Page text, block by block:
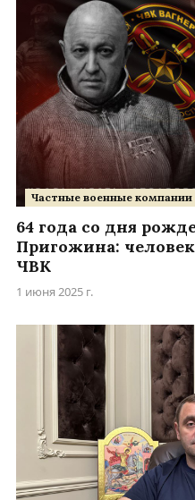
Частные военные компании
64 года со дня
Пригожина:
ЧВК
1 июня 2025 г.